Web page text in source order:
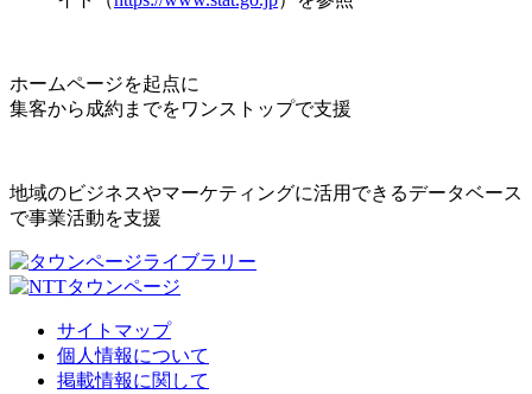
ホームページを起点に
集客から成約までをワンストップで支援
地域のビジネスやマーケティングに活用できるデータベース
で事業活動を支援
サイトマップ
個人情報について
掲載情報に関して